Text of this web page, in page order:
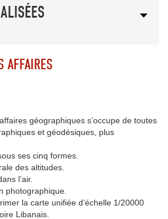
AFFAIRES
géographiques s’occupe de toutes
et géodésiques, plus
ses cinq formes.
des altitudes.
l’air.
photographique.
la carte unifiée d’échelle 1/20000
Libanais.